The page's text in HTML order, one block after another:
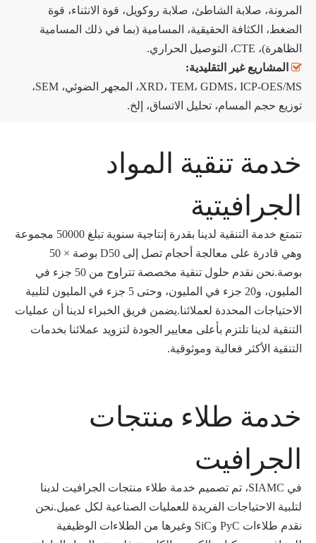
المرونة، صلابة الشاطئ، صلابة روكويل، قوة الانثناء، قوة
الضغط، الكثافة الحقيقية، المسامية (بما في ذلك المسامية
الظاهرة)، CTE، التوصيل الحراري.
 المشاريع غير التقليدية:
XRD، TEM، GDMS، ICP-OES/MS، المجهر الضوئي، SEM،
توزيع حجم المسام، تحليل الاتساق، إلخ.
خدمة تنقية المواد
الجرافيتية
تتمتع خدمة التنقية لدينا بقدرة إنتاجية سنوية تبلغ 50000 مجموعة
وهي قادرة على معالجة أحجام تصل إلى D50 بوصة × 50
بوصة.نحن نقدم حلول تنقية مخصصة تتراوح من 50 جزء في
المليون، و20 جزء في المليون، وحتى 5 جزء في المليون لتلبية
الاحتياجات المحددة لعملائنا.يضمن فريق الخبراء لدينا أن عمليات
التنقية لدينا تلتزم بأعلى معايير الجودة لتزويد عملائنا بخدمات
التنقية الأكثر فعالية وموثوقية.
خدمة طلاء منتجات
الجرافيت
في SIAMC، تم تصميم خدمة طلاء منتجات الجرافيت لدينا
لتلبية الاحتياجات الفريدة للعمليات الصناعية لكل عميل.نحن
نقدم طلاءات PyC وSiC وغيرها من الطلاءات الوظيفية